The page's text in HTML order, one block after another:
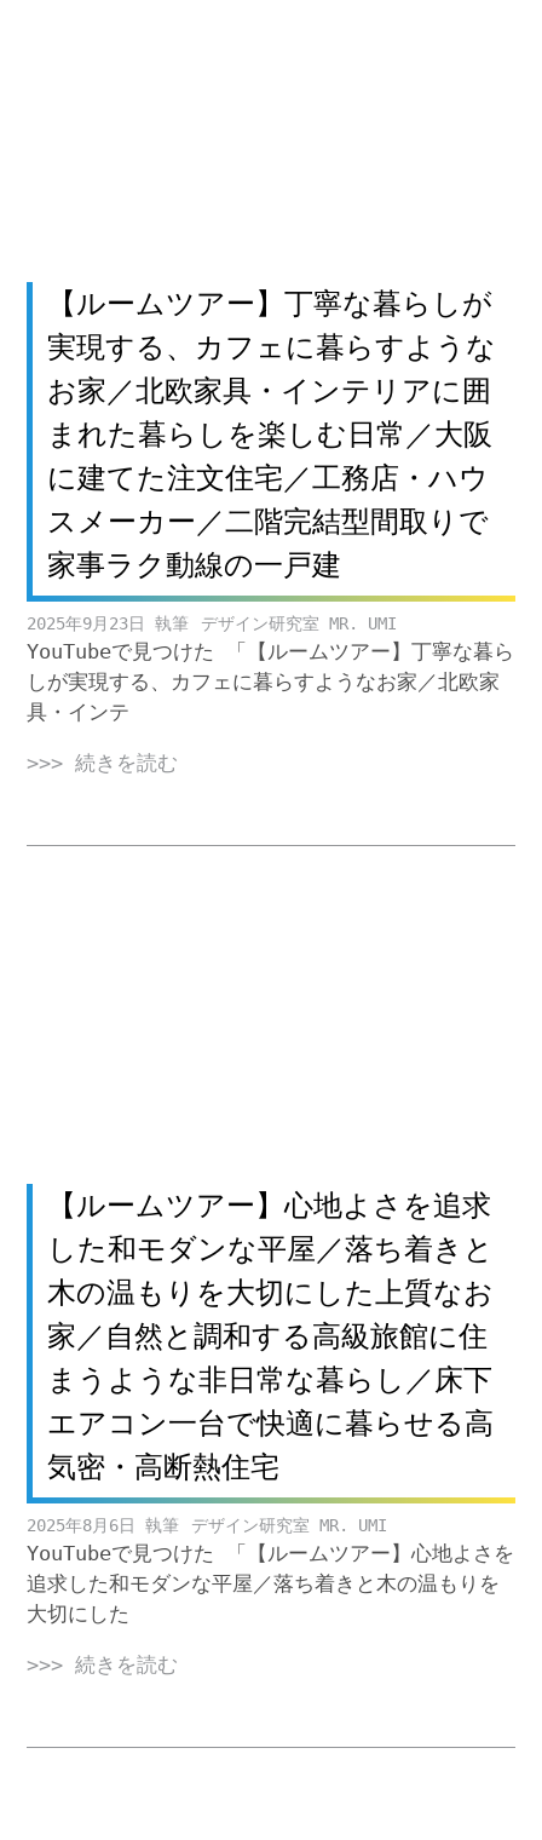
【ルームツアー】丁寧な暮らしが
実現する、カフェに暮らすような
お家／北欧家具・インテリアに囲
まれた暮らしを楽しむ日常／大阪
に建てた注文住宅／工務店・ハウ
スメーカー／二階完結型間取りで
家事ラク動線の一戸建
2025年9月23日 デザイン研究室 MR. UMI
YouTubeで見つけた 「【ルームツアー】丁寧な暮ら
しが実現する、カフェに暮らすようなお家／北欧家
具・インテ
>>> 続きを読む
【ルームツアー】心地よさを追求
した和モダンな平屋／落ち着きと
木の温もりを大切にした上質なお
家／自然と調和する高級旅館に住
まうような非日常な暮らし／床下
エアコン一台で快適に暮らせる高
気密・高断熱住宅
2025年8月6日 デザイン研究室 MR. UMI
YouTubeで見つけた 「【ルームツアー】心地よさを
追求した和モダンな平屋／落ち着きと木の温もりを
大切にした
>>> 続きを読む